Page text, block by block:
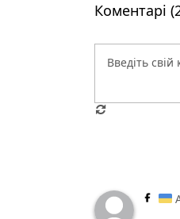
Коментарі